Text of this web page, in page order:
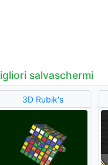
salvaschermi
3D Rubik's